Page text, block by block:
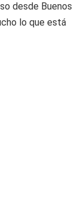
desde Buenos
lo que está